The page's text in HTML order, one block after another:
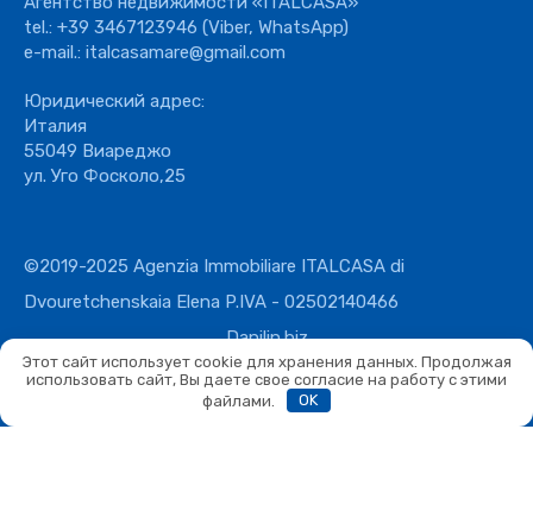
tel.: +39 3467123946 (Viber, WhatsApp)
e-mail.: italcasamare@gmail.com
Юридический адрес:
Италия
55049 Виареджо
ул. Уго Фосколо,25
©2019-2025 Agenzia Immobiliare ITALCASA di
Dvouretchenskaia Elena P.IVA - 02502140466
Danilin.biz
Этот сайт использует cookie для хранения данных. Продолжая
использовать сайт, Вы даете свое согласие на работу с этими
файлами.
OK